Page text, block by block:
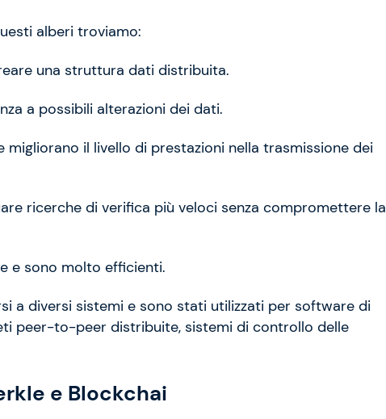
alberi troviamo:
una struttura dati distribuita.
a possibili alterazioni dei dati.
il livello di prestazioni nella trasmissione dei
ricerche di verifica più veloci senza compromettere la
e sono molto efficienti.
a diversi sistemi e sono stati utilizzati per software di
peer-to-peer distribuite, sistemi di controllo delle
e Blockchai